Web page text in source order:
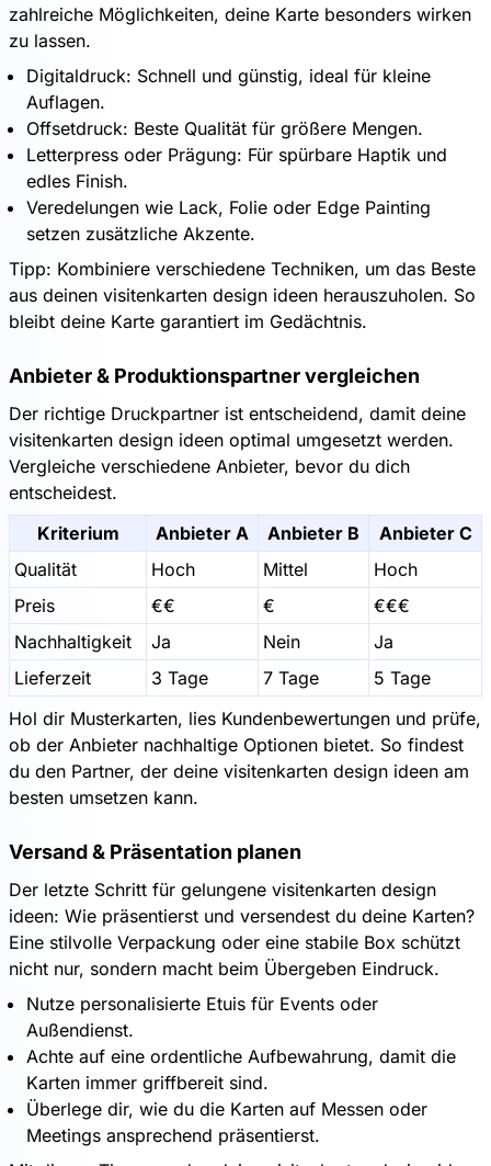
zahlreiche Möglichkeiten, deine Karte besonders wirken
zu lassen.
Digitaldruck: Schnell und günstig, ideal für kleine
Auflagen.
Offsetdruck: Beste Qualität für größere Mengen.
Letterpress oder Prägung: Für spürbare Haptik und
edles Finish.
Veredelungen wie Lack, Folie oder Edge Painting
setzen zusätzliche Akzente.
Tipp: Kombiniere verschiedene Techniken, um das Beste
aus deinen visitenkarten design ideen herauszuholen. So
bleibt deine Karte garantiert im Gedächtnis.
Anbieter & Produktionspartner vergleichen
Der richtige Druckpartner ist entscheidend, damit deine
visitenkarten design ideen optimal umgesetzt werden.
Vergleiche verschiedene Anbieter, bevor du dich
entscheidest.
Kriterium
Anbieter A Anbieter B
Anbieter C
Qualität
Hoch Mittel
Hoch
Preis
€€ €
€€€
Nachhaltigkeit
Ja Nein
Ja
Lieferzeit
3 Tage 7 Tage
5 Tage
Hol dir Musterkarten, lies Kundenbewertungen und prüfe,
ob der Anbieter nachhaltige Optionen bietet. So findest
du den Partner, der deine visitenkarten design ideen am
besten umsetzen kann.
Versand & Präsentation planen
Der letzte Schritt für gelungene visitenkarten design
ideen: Wie präsentierst und versendest du deine Karten?
Eine stilvolle Verpackung oder eine stabile Box schützt
nicht nur, sondern macht beim Übergeben Eindruck.
Nutze personalisierte Etuis für Events oder
Außendienst.
Achte auf eine ordentliche Aufbewahrung, damit die
Karten immer griffbereit sind.
Überlege dir, wie du die Karten auf Messen oder
Meetings ansprechend präsentierst.